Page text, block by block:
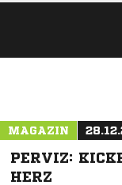
MAGAZIN
PERVIZ:
HERZ